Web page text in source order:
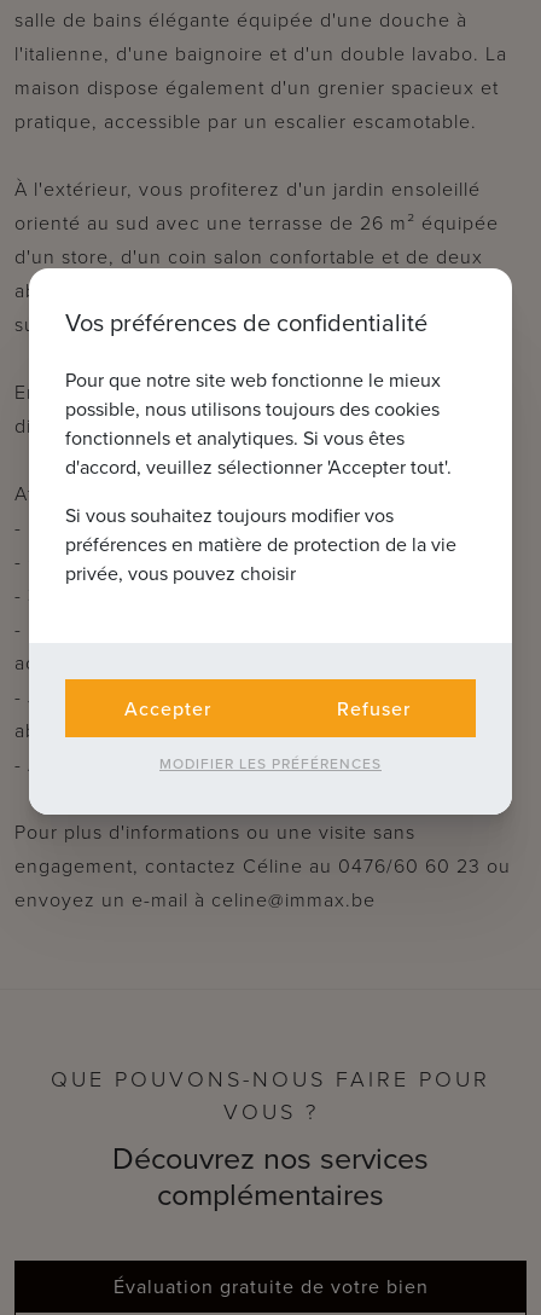
salle de bains élégante équipée d'une douche à
l'italienne, d'une baignoire et d'un double lavabo. La
maison dispose également d'un grenier spacieux et
pratique, accessible par un escalier escamotable.
À l'extérieur, vous profiterez d'un jardin ensoleillé
orienté au sud avec une terrasse de 26 m² équipée
d'un store, d'un coin salon confortable et de deux
abris de jardin pour un espace de rangement
supplémentaire.
Enfin, la maison est équipée de panneaux solaires et
dispose d'un abri pour deux voitures.
Atouts :
- Espaces de vie spacieux et lumineux
- Cuisine entièrement équipée avec îlot central
- 3 chambres spacieuses
- Panneaux solaires pour une efficacité énergétique
accrue
- Jardin orienté sud avec terrasse, espace lounge et
abris de jardin
- Abri pour voitures avec double emplacement
Pour plus d'informations ou une visite sans
engagement, contactez Céline au 0476/60 60 23 ou
envoyez un e-mail à celine@immax.be
QUE POUVONS-NOUS FAIRE POUR
VOUS ?
Découvrez nos services
complémentaires
Évaluation gratuite de votre bien
Vos préférences de confidentialité
Pour que notre site web fonctionne le mieux
possible, nous utilisons toujours des cookies
fonctionnels et analytiques. Si vous êtes
d'accord, veuillez sélectionner 'Accepter tout'.
Si vous souhaitez toujours modifier vos
préférences en matière de protection de la vie
privée, vous pouvez choisir
Accepter Refuser
MODIFIER LES PRÉFÉRENCES